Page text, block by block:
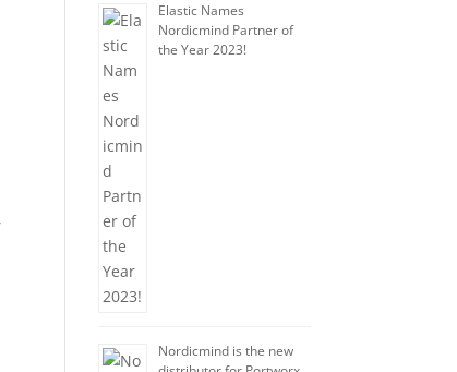
Elastic Names
Nordicmind Partner of
the Year 2023!
Nordicmind is the new